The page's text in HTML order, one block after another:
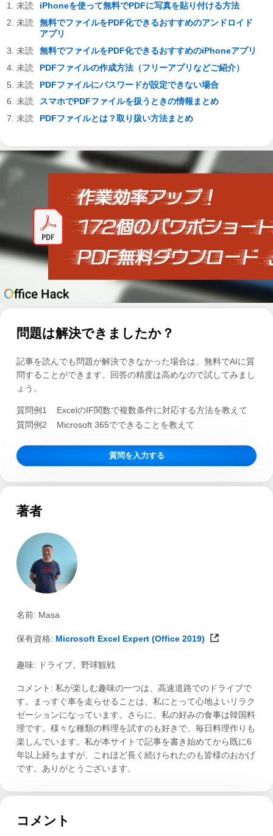
iPhoneを使って無料でPDFに写真を貼り付ける方法
無料でファイルをPDF化できるおすすめのアンドロイド
アプリ
無料でファイルをPDF化できるおすすめのiPhoneアプリ
PDFファイルの作成方法（フリーアプリなどご紹介）
PDFファイルにパスワードが設定できない場合
スマホでPDFファイルを扱うときの情報まとめ
PDFファイルとは？取り扱い方法まとめ
問題は解決できましたか？
記事を読んでも問題が解決できなかった場合は、無料でAIに質
問することができます。回答の精度は高めなので試してみまし
ょう。
質問例1
ExcelのIF関数で複数条件に対応する方法を教えて
質問例2
Microsoft 365でできることを教えて
質問を入力する
著者
名前: Masa
保有資格: Microsoft Excel Expert (Office 2019)
趣味: ドライブ、野球観戦
コメント: 私が楽しむ趣味の一つは、高速道路でのドライブで
す。まっすぐ車を走らせることは、私にとって心地よいリラク
ゼーションになっています。さらに、私の好みの食事は韓国料
理です。様々な種類の料理を試すのも好きで、毎日料理作りも
楽しんでいます。私が本サイトで記事を書き始めてから既に6
年以上経ちますが、これほど長く続けられたのも皆様のおかげ
です。ありがとうございます。
コメント